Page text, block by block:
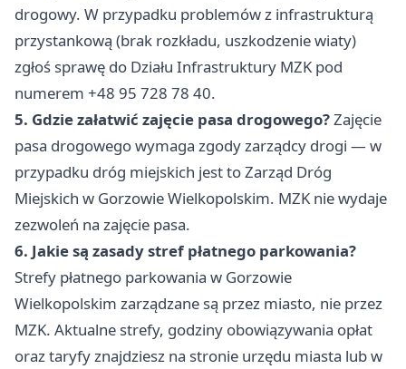
drogowy. W przypadku problemów z infrastrukturą
przystankową (brak rozkładu, uszkodzenie wiaty)
zgłoś sprawę do Działu Infrastruktury MZK pod
numerem +48 95 728 78 40.
5. Gdzie załatwić zajęcie pasa drogowego?Zajęcie
pasa drogowego wymaga zgody zarządcy drogi — w
przypadku dróg miejskich jest to Zarząd Dróg
Miejskich w Gorzowie Wielkopolskim. MZK nie wydaje
zezwoleń na zajęcie pasa.
6. Jakie są zasady stref płatnego parkowania?
Strefy płatnego parkowania w Gorzowie
Wielkopolskim zarządzane są przez miasto, nie przez
MZK. Aktualne strefy, godziny obowiązywania opłat
oraz taryfy znajdziesz na stronie urzędu miasta lub w